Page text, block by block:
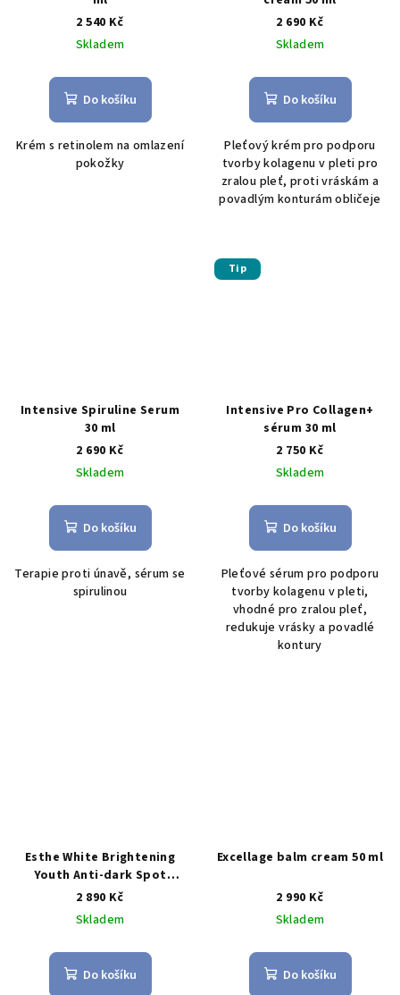
2 540 Kč
Skladem
Do košíku
Krém s retinolem na omlazení
pokožky
2 690 Kč
Skladem
Do košíku
Pleťový krém pro podporu
tvorby kolagenu v pleti pro
zralou pleť, proti vráskám a
povadlým konturám obličeje
Intensive Spiruline Serum
30 ml
2 690 Kč
Skladem
Do košíku
Terapie proti únavě, sérum se
spirulinou
Tip
Intensive Pro Collagen+
sérum 30 ml
2 750 Kč
Skladem
Do košíku
Pleťové sérum pro podporu
tvorby kolagenu v pleti,
vhodné pro zralou pleť,
redukuje vrásky a povadlé
kontury
Esthe White Brightening
Youth Anti-dark Spot
Serum 30 ml
2 890 Kč
Skladem
Do košíku
Excellage balm cream 50 ml
2 990 Kč
Skladem
Do košíku